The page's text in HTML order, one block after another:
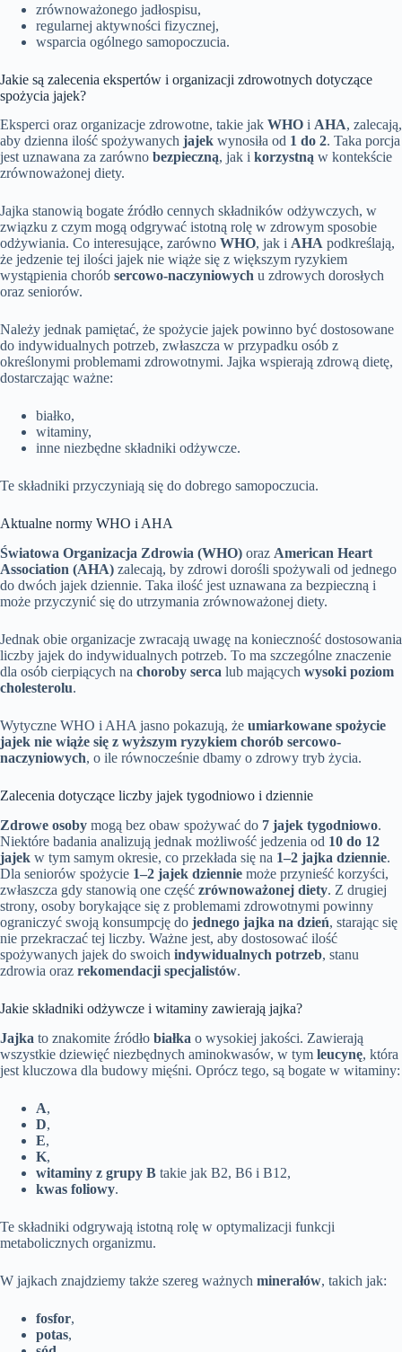
zrównoważonego jadłospisu,
regularnej aktywności fizycznej,
wsparcia ogólnego samopoczucia.
Jakie są zalecenia ekspertów i organizacji zdrowotnych dotyczące
spożycia jajek?
Eksperci oraz organizacje zdrowotne, takie jak WHO i AHA, zalecają,
aby dzienna ilość spożywanych jajek wynosiła od 1 do 2. Taka porcja
jest uznawana za zarówno bezpieczną, jak i korzystną w kontekście
zrównoważonej diety.
Jajka stanowią bogate źródło cennych składników odżywczych, w
związku z czym mogą odgrywać istotną rolę w zdrowym sposobie
odżywiania. Co interesujące, zarówno WHO, jak i AHA podkreślają,
że jedzenie tej ilości jajek nie wiąże się z większym ryzykiem
wystąpienia chorób sercowo-naczyniowych u zdrowych dorosłych
oraz seniorów.
Należy jednak pamiętać, że spożycie jajek powinno być dostosowane
do indywidualnych potrzeb, zwłaszcza w przypadku osób z
określonymi problemami zdrowotnymi. Jajka wspierają zdrową dietę,
dostarczając ważne:
białko,
witaminy,
inne niezbędne składniki odżywcze.
Te składniki przyczyniają się do dobrego samopoczucia.
Aktualne normy WHO i AHA
Światowa Organizacja Zdrowia (WHO) oraz American Heart
Association (AHA) zalecają, by zdrowi dorośli spożywali od jednego
do dwóch jajek dziennie. Taka ilość jest uznawana za bezpieczną i
może przyczynić się do utrzymania zrównoważonej diety.
Jednak obie organizacje zwracają uwagę na konieczność dostosowania
liczby jajek do indywidualnych potrzeb. To ma szczególne znaczenie
dla osób cierpiących na choroby serca lub mających wysoki poziom
cholesterolu.
Wytyczne WHO i AHA jasno pokazują, że umiarkowane spożycie
jajek nie wiąże się z wyższym ryzykiem chorób sercowo-
naczyniowych, o ile równocześnie dbamy o zdrowy tryb życia.
Zalecenia dotyczące liczby jajek tygodniowo i dziennie
Zdrowe osoby mogą bez obaw spożywać do 7 jajek tygodniowo.
Niektóre badania analizują jednak możliwość jedzenia od 10 do 12
jajek w tym samym okresie, co przekłada się na 1–2 jajka dziennie.
Dla seniorów spożycie 1–2 jajek dziennie może przynieść korzyści,
zwłaszcza gdy stanowią one część zrównoważonej diety. Z drugiej
strony, osoby borykające się z problemami zdrowotnymi powinny
ograniczyć swoją konsumpcję do jednego jajka na dzień, starając się
nie przekraczać tej liczby. Ważne jest, aby dostosować ilość
spożywanych jajek do swoich indywidualnych potrzeb, stanu
zdrowia oraz rekomendacji specjalistów.
Jakie składniki odżywcze i witaminy zawierają jajka?
Jajka to znakomite źródło białka o wysokiej jakości. Zawierają
wszystkie dziewięć niezbędnych aminokwasów, w tym leucynę, która
jest kluczowa dla budowy mięśni. Oprócz tego, są bogate w witaminy:
A,
D,
E,
K,
witaminy z grupy B takie jak B2, B6 i B12,
kwas foliowy.
Te składniki odgrywają istotną rolę w optymalizacji funkcji
metabolicznych organizmu.
W jajkach znajdziemy także szereg ważnych minerałów, takich jak:
fosfor,
potas,